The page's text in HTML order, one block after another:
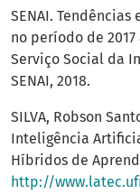
SENAI.
no período de 2017
Serviço Social da
SENAI, 2018.
SILVA, Robson
Inteligência
Híbridos de
http://